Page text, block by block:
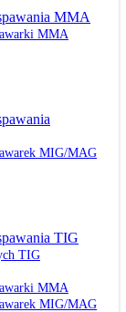
MMA
MMA
MIG/MAG
TIG
TIG
MMA
MIG/MAG